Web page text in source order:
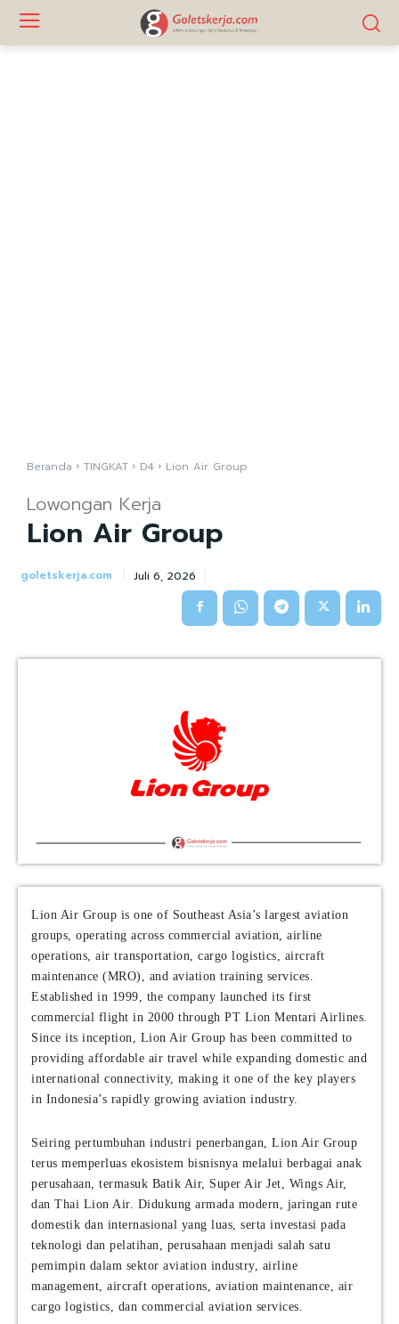
Beranda TINGKAT D4 Lion Air Group
Lowongan Kerja
Lion Air Group
goletskerja.com Juli 6, 2026
Lion Air Group is one of Southeast Asia’s largest aviation
groups, operating across commercial aviation, airline
operations, air transportation, cargo logistics, aircraft
maintenance (MRO), and aviation training services.
Established in 1999, the company launched its first
commercial flight in 2000 through PT Lion Mentari Airlines.
Since its inception, Lion Air Group has been committed to
providing affordable air travel while expanding domestic and
international connectivity, making it one of the key players
in Indonesia’s rapidly growing aviation industry.
Seiring pertumbuhan industri penerbangan, Lion Air Group
terus memperluas ekosistem bisnisnya melalui berbagai anak
perusahaan, termasuk Batik Air, Super Air Jet, Wings Air,
dan Thai Lion Air. Didukung armada modern, jaringan rute
domestik dan internasional yang luas, serta investasi pada
teknologi dan pelatihan, perusahaan menjadi salah satu
pemimpin dalam sektor aviation industry, airline
management, aircraft operations, aviation maintenance, air
cargo logistics, dan commercial aviation services.